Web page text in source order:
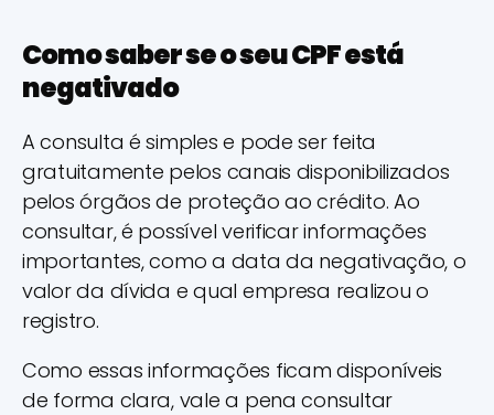
Como saber se o seu CPF está
negativado
A consulta é simples e pode ser feita
gratuitamente pelos canais disponibilizados
pelos órgãos de proteção ao crédito. Ao
consultar, é possível verificar informações
importantes, como a data da negativação, o
valor da dívida e qual empresa realizou o
registro.
Como essas informações ficam disponíveis
de forma clara, vale a pena consultar